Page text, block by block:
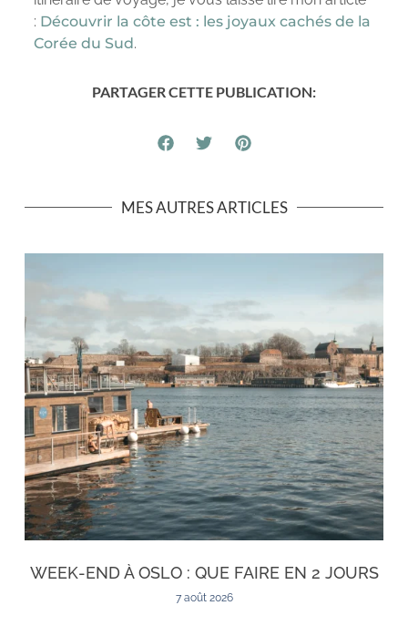
: Découvrir la côte est : les joyaux cachés de la
Corée du Sud .
PARTAGER CETTE PUBLICATION:
MES AUTRES ARTICLES
WEEK-END À OSLO : QUE FAIRE EN 2 JOURS
7 août 2026